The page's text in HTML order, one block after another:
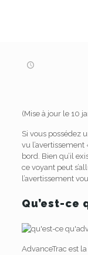
(Mise à jour le 10
Si vous possédez
vu
bord. Bien qu’il
ce voyant peut
l’avertissement
Qu’est-ce
AdvanceTrac est